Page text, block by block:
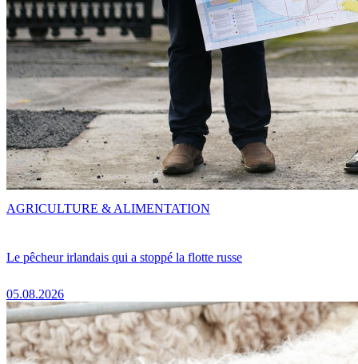
Le pêcheur irlandais qui a stoppé la flotte russe
05.08.2026
AGRICULTURE & ALIMENTATION